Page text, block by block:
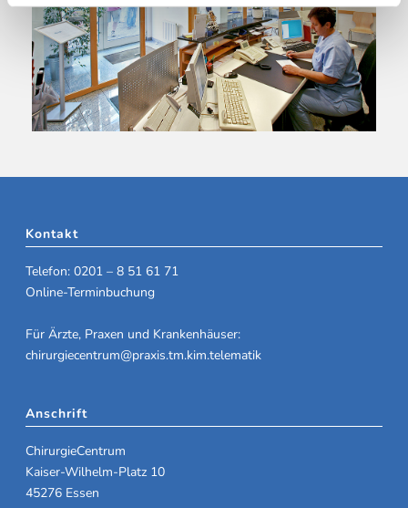
Kontakt
Telefon: 0201 – 8 51 61 71
Online-Terminbuchung
Für Ärzte, Praxen und Krankenhäuser:
chirurgiecentrum@praxis.tm.kim.telematik
Anschrift
ChirurgieCentrum
Kaiser-Wilhelm-Platz 10
45276 Essen